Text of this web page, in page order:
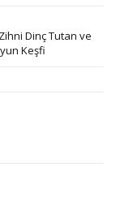
Dinç Tutan ve
Keşfi